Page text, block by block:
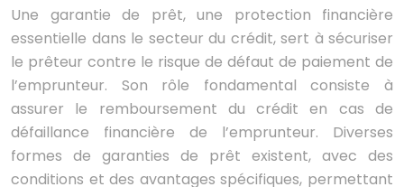
Une garantie de prêt, une protection financière
essentielle dans le secteur du crédit, sert à sécuriser
le prêteur contre le risque de défaut de paiement de
l’emprunteur. Son rôle fondamental consiste à
assurer le remboursement du crédit en cas de
défaillance financière de l’emprunteur. Diverses
formes de garanties de prêt existent, avec des
conditions et des avantages spécifiques, permettant